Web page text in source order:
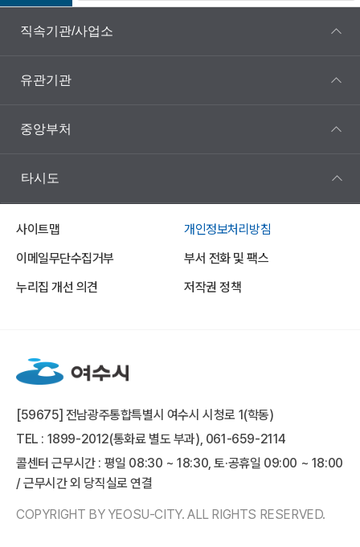
직속기관/사업소
유관기관
중앙부처
타시도
사이트맵
개인정보처리방침
이메일무단수집거부
부서 전화 및 팩스
누리집 개선 의견
저작권 정책
[59675] 전남광주통합특별시 여수시 시청로 1(학동)
TEL : 1899-2012(통화료 별도 부과), 061-659-2114
콜센터 근무시간 : 평일 08:30 ~ 18:30, 토·공휴일 09:00 ~ 18:00
/ 근무시간 외 당직실로 연결
COPYRIGHT BY YEOSU-CITY. ALL RIGHTS RESERVED.